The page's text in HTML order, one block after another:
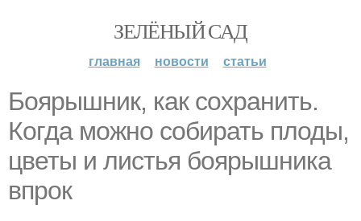
ЗЕЛЁНЫЙ САД
главная новости статьи
Боярышник, как сохранить.
Когда можно собирать плоды,
цветы и листья боярышника
впрок